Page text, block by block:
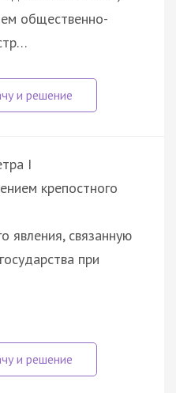
общественно-
I
крепостного
явления, связанную
при